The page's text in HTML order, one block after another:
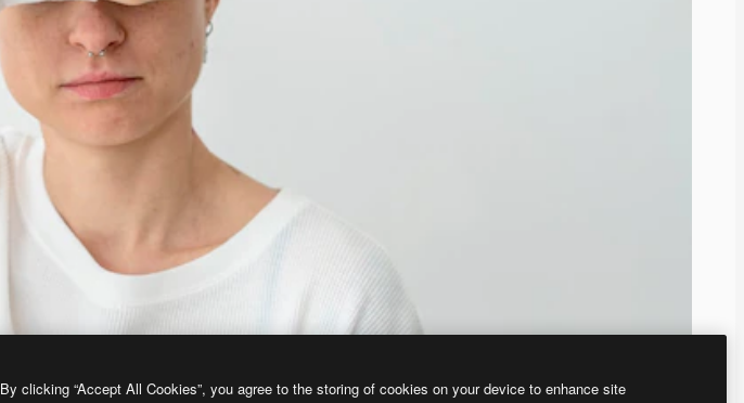
By clicking “Accept All Cookies”, you agree to the storing of cookies on your device to enhance site